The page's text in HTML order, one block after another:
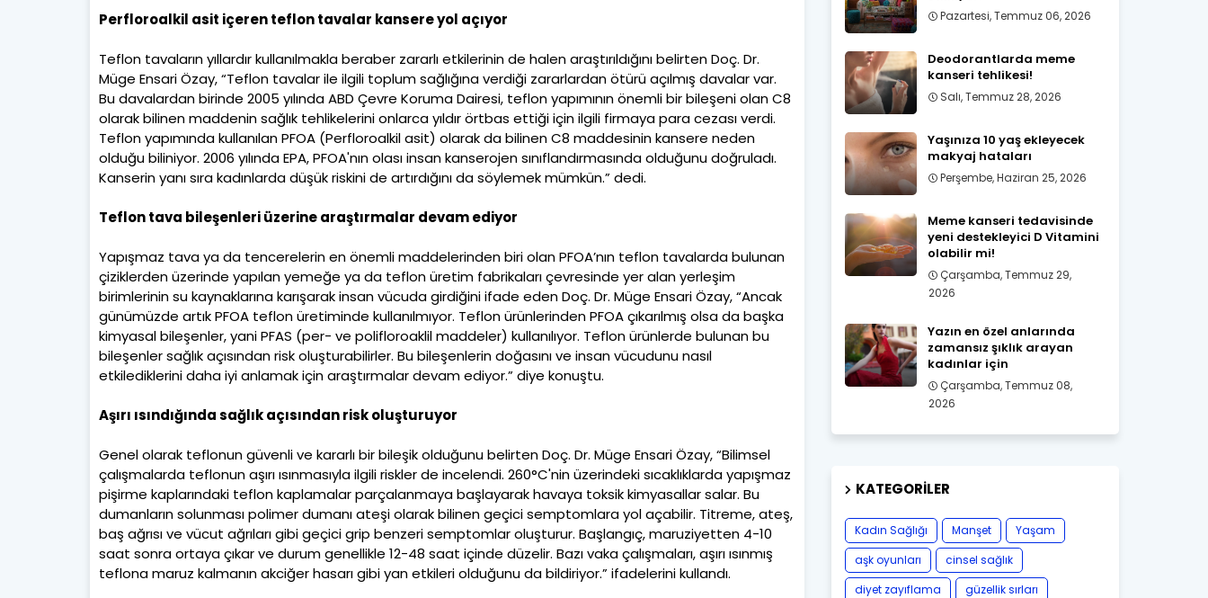
Perfloroalkil asit içeren teflon tavalar kansere yol açıyor
Teflon tavaların yıllardır kullanılmakla beraber zararlı etkilerinin de halen araştırıldığını belirten Doç. Dr.
Müge Ensari Özay, “Teflon tavalar ile ilgili toplum sağlığına verdiği zararlardan ötürü açılmış davalar var.
Bu davalardan birinde 2005 yılında ABD Çevre Koruma Dairesi, teflon yapımının önemli bir bileşeni olan C8
olarak bilinen maddenin sağlık tehlikelerini onlarca yıldır örtbas ettiği için ilgili firmaya para cezası verdi.
Teflon yapımında kullanılan PFOA (Perfloroalkil asit) olarak da bilinen C8 maddesinin kansere neden
olduğu biliniyor. 2006 yılında EPA, PFOA'nın olası insan kanserojen sınıflandırmasında olduğunu doğruladı.
Kanserin yanı sıra kadınlarda düşük riskini de artırdığını da söylemek mümkün.” dedi.
Teflon tava bileşenleri üzerine araştırmalar devam ediyor
Yapışmaz tava ya da tencerelerin en önemli maddelerinden biri olan PFOA’nın teflon tavalarda bulunan
çiziklerden üzerinde yapılan yemeğe ya da teflon üretim fabrikaları çevresinde yer alan yerleşim
birimlerinin su kaynaklarına karışarak insan vücuda girdiğini ifade eden Doç. Dr. Müge Ensari Özay, “Ancak
günümüzde artık PFOA teflon üretiminde kullanılmıyor. Teflon ürünlerinden PFOA çıkarılmış olsa da başka
kimyasal bileşenler, yani PFAS (per- ve polifloroaklil maddeler) kullanılıyor. Teflon ürünlerde bulunan bu
bileşenler sağlık açısından risk oluşturabilirler. Bu bileşenlerin doğasını ve insan vücudunu nasıl
etkilediklerini daha iyi anlamak için araştırmalar devam ediyor.” diye konuştu.
Aşırı ısındığında sağlık açısından risk oluşturuyor
Genel olarak teflonun güvenli ve kararlı bir bileşik olduğunu belirten Doç. Dr. Müge Ensari Özay, “Bilimsel
çalışmalarda teflonun aşırı ısınmasıyla ilgili riskler de incelendi. 260°C'nin üzerindeki sıcaklıklarda yapışmaz
pişirme kaplarındaki teflon kaplamalar parçalanmaya başlayarak havaya toksik kimyasallar salar. Bu
dumanların solunması polimer dumanı ateşi olarak bilinen geçici semptomlara yol açabilir. Titreme, ateş,
baş ağrısı ve vücut ağrıları gibi geçici grip benzeri semptomlar oluşturur. Başlangıç, maruziyetten 4-10
saat sonra ortaya çıkar ve durum genellikle 12-48 saat içinde düzelir. Bazı vaka çalışmaları, aşırı ısınmış
teflona maruz kalmanın akciğer hasarı gibi yan etkileri olduğunu da bildiriyor.” ifadelerini kullandı.
Pazartesi, Temmuz 06, 2026
Deodorantlarda meme
kanseri tehlikesi!
Salı, Temmuz 28, 2026
Yaşınıza 10 yaş ekleyecek
makyaj hataları
Perşembe, Haziran 25, 2026
Meme kanseri tedavisinde
yeni destekleyici D Vitamini
olabilir mi!
Çarşamba, Temmuz 29,
2026
Yazın en özel anlarında
zamansız şıklık arayan
kadınlar için
Çarşamba, Temmuz 08,
2026
KATEGORILER
Kadın Sağlığı Manşet
Yaşam
aşk oyunları
cinsel sağlık
diyet zayıflama
güzellik sırları